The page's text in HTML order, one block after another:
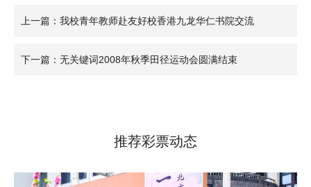
上一篇：我校青年教师赴友好校香港九龙华仁书院交流
下一篇：无关键词2008年秋季田径运动会圆满结束
推荐彩票动态